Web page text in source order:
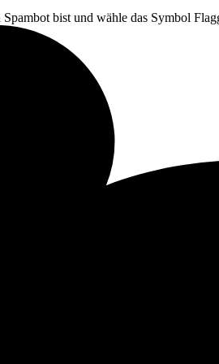
bist und wähle das Symbol